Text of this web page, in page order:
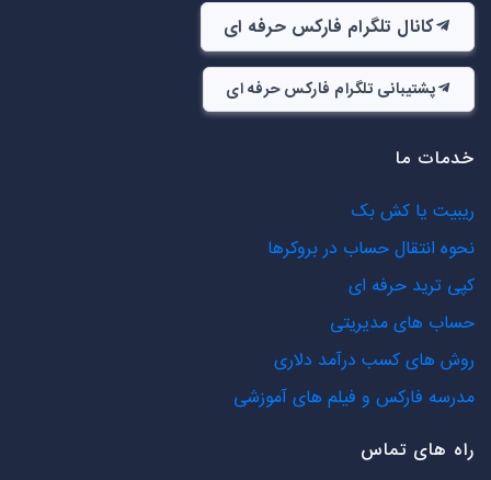
کانال تلگرام فارکس حرفه ای
پشتیبانی تلگرام فارکس حرفه ای
خدمات ما
ریبیت یا کش بک
نحوه انتقال حساب در بروکرها
کپی ترید حرفه ای
حساب های مدیریتی
روش های کسب درآمد دلاری
مدرسه فارکس و فیلم های آموزشی
راه های تماس